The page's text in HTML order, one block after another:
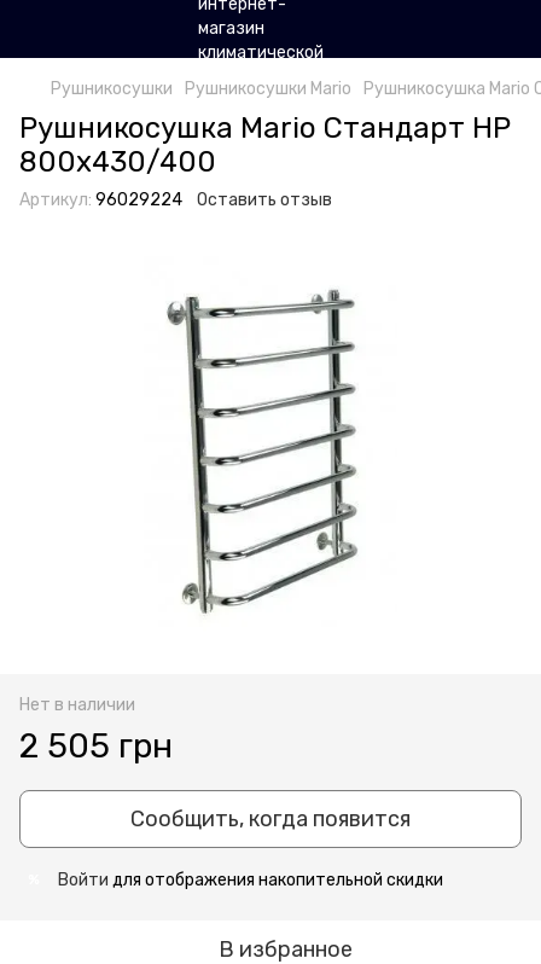
Рушникосушки Рушникосушки Mario Рушникосушка
Рушникосушка Mario Стандарт НР
800х430/400
Артикул: 96029224 Оставить отзыв
Нет в наличии
2 505 грн
Сообщить, когда появится
Войти для отображения накопительной скидки
В избранное